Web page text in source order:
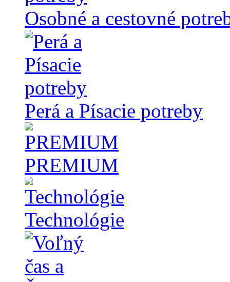
Osobné a cestovné
Perá a Písacie potreby
PREMIUM
Technológie